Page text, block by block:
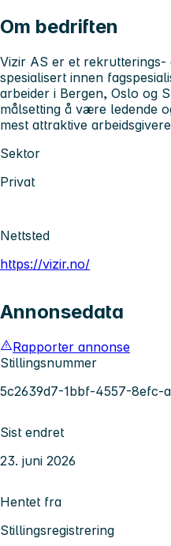
Om bedriften
Vizir AS er et rekrutterings-
spesialisert innen
arbeider i Bergen, Oslo og
målsetting å være ledende
mest attraktive
Sektor
Privat
Nettsted
https://vizir.no/
Annonsedata
Rapporter annonse
Stillingsnummer
5c2639d7-1bbf-4557-8efc-
Sist endret
23. juni 2026
Hentet fra
Stillingsregistrering